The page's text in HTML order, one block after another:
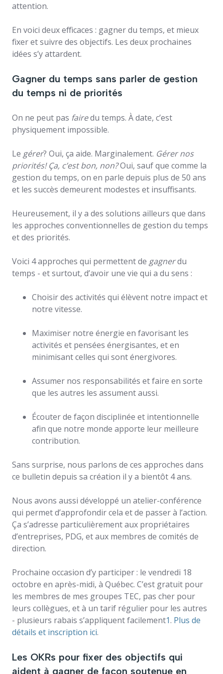
attention.
En voici deux efficaces : gagner du temps, et mieux
fixer et suivre des objectifs. Les deux prochaines
idées s’y attardent.
Gagner du temps sans parler de gestion
du temps ni de priorités
On ne peut pas fairedu temps. À date, c’est
physiquement impossible.
Le gérer? Oui, ça aide. Marginalement. Gérer nos
priorités! Ça, c’est bon, non?Oui, sauf que comme la
gestion du temps, on en parle depuis plus de 50 ans
et les succès demeurent modestes et insuffisants.
Heureusement, il y a des solutions ailleurs que dans
les approches conventionnelles de gestion du temps
et des priorités.
Voici 4 approches qui permettent de gagnerdu
temps - et surtout, d’avoir une vie qui a du sens :
Choisir des activités qui élèvent notre impact et
notre vitesse.
Maximiser notre énergie en favorisant les
activités et pensées énergisantes, et en
minimisant celles qui sont énergivores.
Assumer nos responsabilités et faire en sorte
que les autres les assument aussi.
Écouter de façon disciplinée et intentionnelle
afin que notre monde apporte leur meilleure
contribution.
Sans surprise, nous parlons de ces approches dans
ce bulletin depuis sa création il y a bientôt 4 ans.
Nous avons aussi développé un atelier-conférence
qui permet d’approfondir cela et de passer à l’action.
Ça s’adresse particulièrement aux propriétaires
d’entreprises, PDG, et aux membres de comités de
direction.
Prochaine occasion d’y participer : le vendredi 18
octobre en après-midi, à Québec. C’est gratuit pour
les membres de mes groupes TEC, pas cher pour
leurs collègues, et à un tarif régulier pour les autres
- plusieurs rabais s’appliquent facilement1. Plus de
détails et inscription ici.
Les OKRs pour fixer des objectifs qui
aident à gagner de façon soutenue en